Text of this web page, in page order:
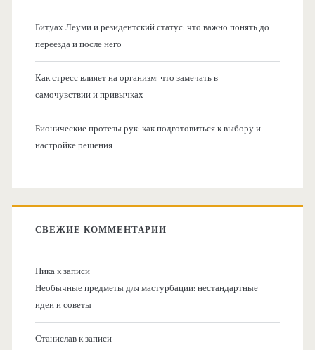
Битуах Леуми и резидентский статус: что важно понять до
переезда и после него
Как стресс влияет на организм: что замечать в
самочувствии и привычках
Бионические протезы рук: как подготовиться к выбору и
настройке решения
СВЕЖИЕ КОММЕНТАРИИ
Никак записи
Необычные предметы для мастурбации: нестандартные
идеи и советы
Станиславк записи